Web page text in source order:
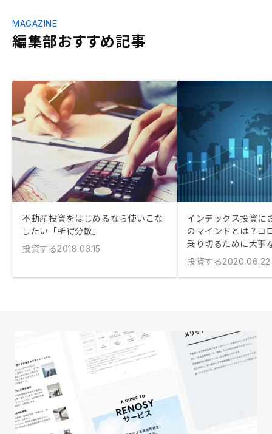
編集部おすすめ記事
MAGAZINE
不動産投資をはじめるなら使いこな
したい「所得分散」
投資する2018.03.15
インデックス投資に
のマインドとは？コ
乗り切るために大事
投資する2020.06.22